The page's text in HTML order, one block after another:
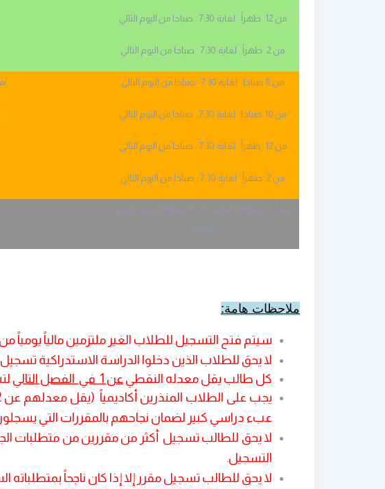
من 12 ظهراً لغاية 7:30 صباحا من اليوم التالي
من 2 ظهراً لغاية 7:30 صباحا من اليوم التالي
من 8 صباحا لغاية 7:30 صباحا من اليوم التالي
من 10 صباحا لغاية 7:30 صباحا من اليوم التالي
من 12 ظهراً لغاية 7:30 صباحا من اليوم التالي
من 2 ظهراً لغاية 7:30 صباحا من اليوم التالي
يبدأ ٨ صباحا لغاية ٧
٣٠ صباحا من اليوم
التالي
ملاحظات هامة:
سيتم فتح التسجيل للطلاب الغير ملتزمين مالياً يومياً من الساعة الثامنة مساءاً حتى
لا يحق للطلاب الذين دخلوا الدراسة الاستدراكية
كل طالب يقل معدله النقطي عن 1 في الفصل التالي
عبء دراسي كبير لضمان نجاحهم بالمقررات التي
لا يحق للطالب تسجيل أكثر من مقررين من متطلبات
التسجيل.
لا يحق للطالب تسجيل مقرر إلا إذا كان ناجحاً بمتطلباته